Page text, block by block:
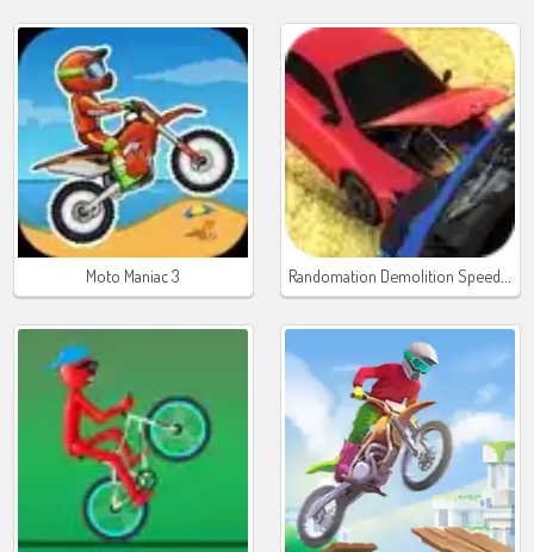
Moto Maniac 3 Randomation Demolition Speed Car Crash